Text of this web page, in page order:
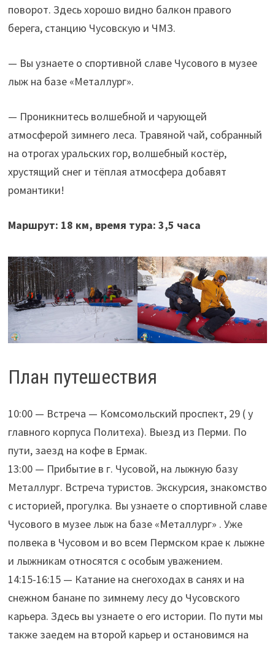
поворот. Здесь хорошо видно балкон правого
берега, станцию Чусовскую и ЧМЗ.
— Вы узнаете о спортивной славе Чусового в музее
лыж на базе «Металлург».
— Проникнитесь волшебной и чарующей
атмосферой зимнего леса. Травяной чай, собранный
на отрогах уральских гор, волшебный костёр,
хрустящий снег и тёплая атмосфера добавят
романтики!
Маршрут: 18 км, время тура: 3,5 часа
План путешествия
10:00 — Встреча — Комсомольский проспект, 29 ( у
главного корпуса Политеха). Выезд из Перми. По
пути, заезд на кофе в Ермак.
13:00 — Прибытие в г. Чусовой, на лыжную базу
Металлург. Встреча туристов. Экскурсия, знакомство
с историей, прогулка. Вы узнаете о спортивной славе
Чусового в музее лыж на базе «Металлург» . Уже
полвека в Чусовом и во всем Пермском крае к лыжне
и лыжникам относятся с особым уважением.
14:15-16:15 — Катание на снегоходах в санях и на
снежном банане по зимнему лесу до Чусовского
карьера. Здесь вы узнаете о его истории. По пути мы
также заедем на второй карьер и остановимся на